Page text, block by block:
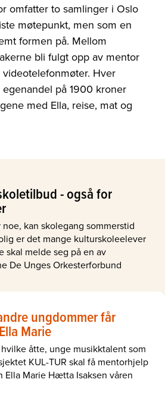
omfatter to samlinger i Oslo
møtepunkt, men som en
formen på. Mellom
bli fulgt opp av mentor
videotelefonmøter. Hver
på 1900 kroner
med Ella, reise, mat og
- også for
kan skolegang sommerstid
er det mange kulturskoleelever
skal melde seg på en av
De Unges Orkesterforbund
ungdommer får
Marie
åtte, unge musikktalent som
KUL-TUR skal få mentorhjelp
Ella Marie Hætta Isaksen våren